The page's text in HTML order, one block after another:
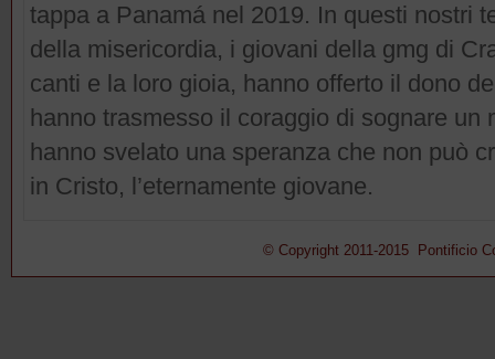
tappa a Panamá nel 2019. In questi nostri
della misericordia, i giovani della gmg di
canti e la loro gioia, hanno offerto il dono
hanno trasmesso il coraggio di sognare un
hanno svelato una speranza che non può
in Cristo, l’eternamente giovane.
© Copyright 2011-2015 Pontificio